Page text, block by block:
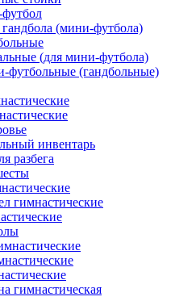
(мини-футбола)
(для мини-футбола)
футбольные (гандбольные)
инвентарь
разбега
гимнастические
гимнастическая